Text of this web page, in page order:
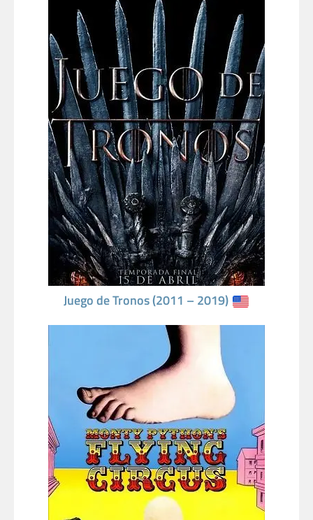
Juego de Tronos (2011 – 2019)